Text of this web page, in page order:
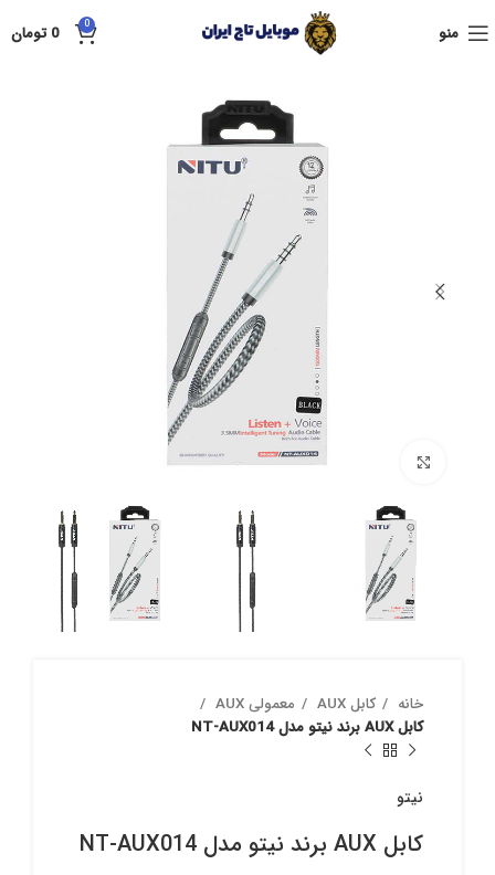
منو 0
0 تومان
بزرگنمایی تصویر
خانه کابل AUX
معمولی AUX
کابل AUX برند نیتو مدل NT-AUX014
نیتو
کابل AUX برند نیتو مدل NT-AUX014